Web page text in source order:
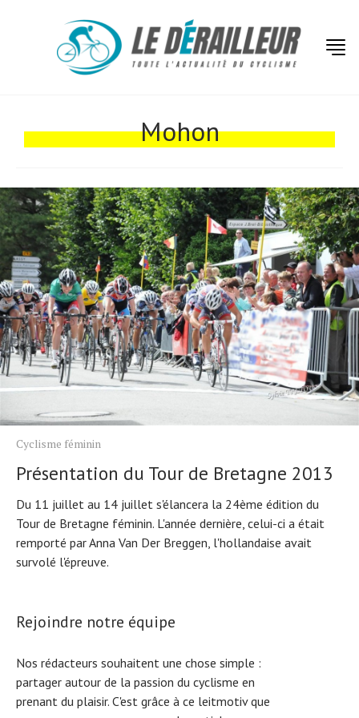
Mohon
Cyclisme féminin
Présentation du Tour de Bretagne 2013
Du 11 juillet au 14 juillet s'élancera la 24ème édition du
Tour de Bretagne féminin. L'année dernière, celui-ci a était
remporté par Anna Van Der Breggen, l'hollandaise avait
survolé l'épreuve.
Rejoindre notre équipe
Nos rédacteurs souhaitent une chose simple :
partager autour de la passion du cyclisme en
prenant du plaisir. C'est grâce à ce leitmotiv que
Tests de produits
Tendances
Tous nos articles
À propos